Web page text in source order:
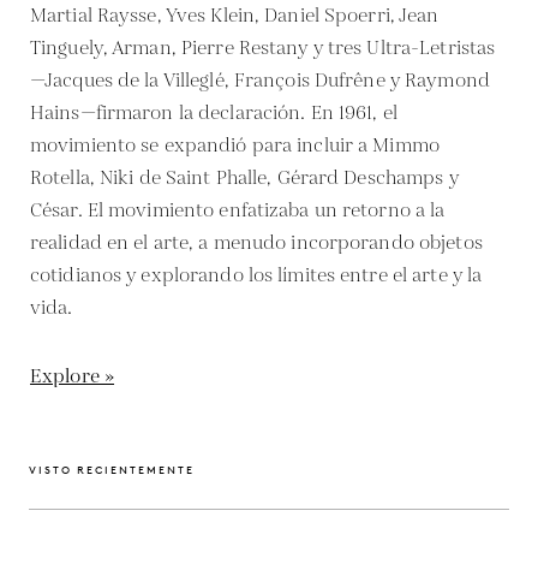
Martial Raysse, Yves Klein, Daniel Spoerri, Jean
Tinguely, Arman, Pierre Restany y tres Ultra-Letristas
—Jacques de la Villeglé, François Dufrêne y Raymond
Hains—firmaron la declaración. En 1961, el
movimiento se expandió para incluir a Mimmo
Rotella, Niki de Saint Phalle, Gérard Deschamps y
César. El movimiento enfatizaba un retorno a la
realidad en el arte, a menudo incorporando objetos
cotidianos y explorando los límites entre el arte y la
vida.
Explore »
VISTO RECIENTEMENTE